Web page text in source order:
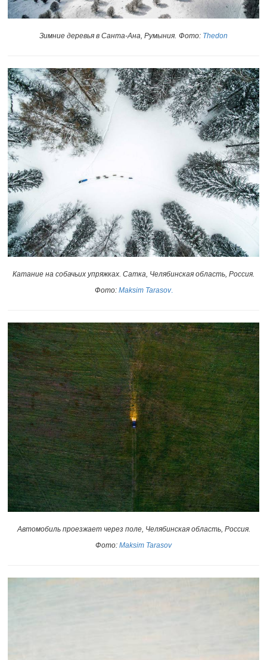
Зимние деревья в Санта-Ана, Румыния. Фото: Thedon
Катание на собачьих упряжках. Сатка, Челябинская область, Россия.
Фото: Maksim Tarasov.
Автомобиль проезжает через поле, Челябинская область, Россия.
Фото: Maksim Tarasov